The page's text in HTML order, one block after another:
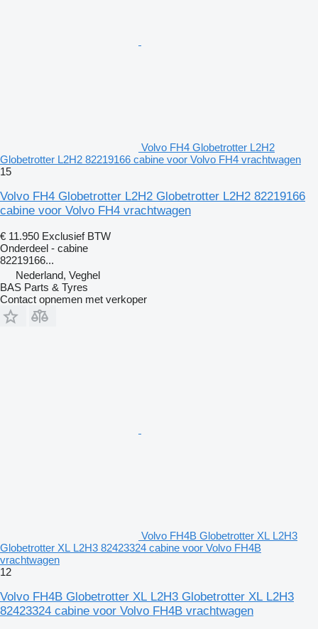
Volvo FH4 Globetrotter L2H2
Globetrotter L2H2 82219166 cabine voor Volvo FH4 vrachtwagen
15
Volvo FH4 Globetrotter L2H2 Globetrotter L2H2 82219166
cabine voor Volvo FH4 vrachtwagen
€ 11.950 Exclusief BTW
Onderdeel - cabine
82219166...
Nederland, Veghel
BAS Parts & Tyres
Contact opnemen met verkoper
Volvo FH4B Globetrotter XL L2H3
Globetrotter XL L2H3 82423324 cabine voor Volvo FH4B
vrachtwagen
12
Volvo FH4B Globetrotter XL L2H3 Globetrotter XL L2H3
82423324 cabine voor Volvo FH4B vrachtwagen